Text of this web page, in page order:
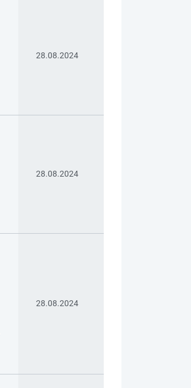
28.08.2024
28.08.2024
28.08.2024